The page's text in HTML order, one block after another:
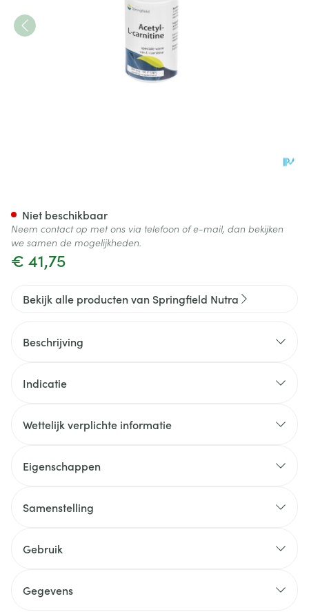
€ 41,75
Niet beschikbaar
Neem contact op met ons via telefoon of e-mail, dan bekijken
we samen de mogelijkheden.
Bekijk alle producten van Springfield Nutra
Beschrijving
Indicatie
Wettelijk verplichte informatie
Eigenschappen
Samenstelling
Gebruik
Gegevens